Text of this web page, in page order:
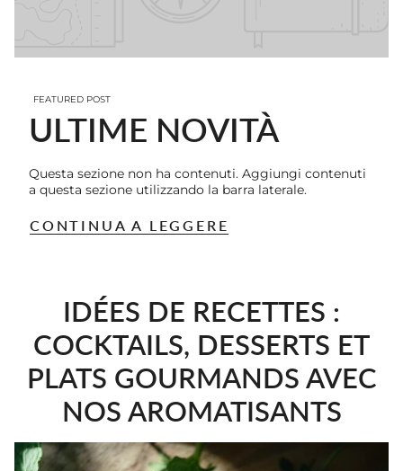
FEATURED POST
ULTIME NOVITÀ
Questa sezione non ha contenuti. Aggiungi contenuti
a questa sezione utilizzando la barra laterale.
CONTINUA A LEGGERE
IDÉES DE RECETTES :
COCKTAILS, DESSERTS ET
PLATS GOURMANDS AVEC
NOS AROMATISANTS